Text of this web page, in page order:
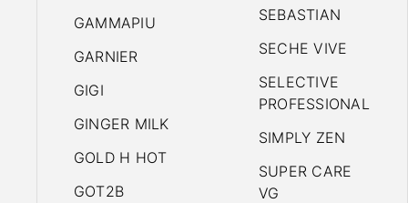
GAMMAPIU
GARNIER
GIGI
GINGER MILK
GOLD H HOT
GOT2B
SEBASTIAN
SECHE VIVE
SELECTIVE
PROFESSIONAL
SIMPLY ZEN
SUPER CARE
VG